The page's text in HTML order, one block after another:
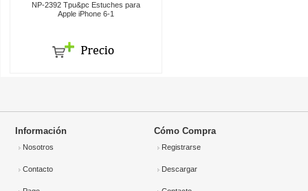
NP-2392 Tpu&pc Estuches para
Apple iPhone 6-1
Información
Nosotros
Contacto
Cómo Compra
Registrarse
Descargar